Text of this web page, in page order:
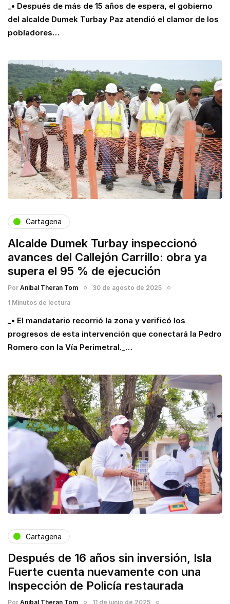
_• Después de más de 15 años de espera, el gobierno
del alcalde Dumek Turbay Paz atendió el clamor de los
pobladores…
Cartagena
Alcalde Dumek Turbay inspeccionó
avances del Callejón Carrillo: obra ya
supera el 95 % de ejecución
Por Anibal Theran Tom
30 de agosto de 2025
1 Minutos de lectura
_• El mandatario recorrió la zona y verificó los
progresos de esta intervención que conectará la Pedro
Romero con la Vía Perimetral._…
Cartagena
Después de 16 años sin inversión, Isla
Fuerte cuenta nuevamente con una
Inspección de Policía restaurada
Por Anibal Theran Tom 11 de junio de 2025